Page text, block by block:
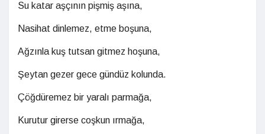
Su katar aşçının pişmiş aşına,
Nasihat dinlemez, etme boşuna,
Ağzınla kuş tutsan gitmez hoşuna,
Şeytan gezer gece gündüz kolunda.
Çöğdüremez bir yaralı parmağa,
Kurutur girerse coşkun ırmağa,